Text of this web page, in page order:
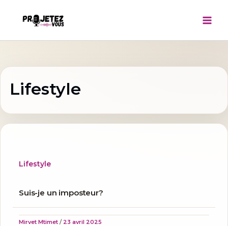
Lifestyle
Lifestyle
Suis-je un imposteur?
Mirvet Mtimet / 23 avril 2025